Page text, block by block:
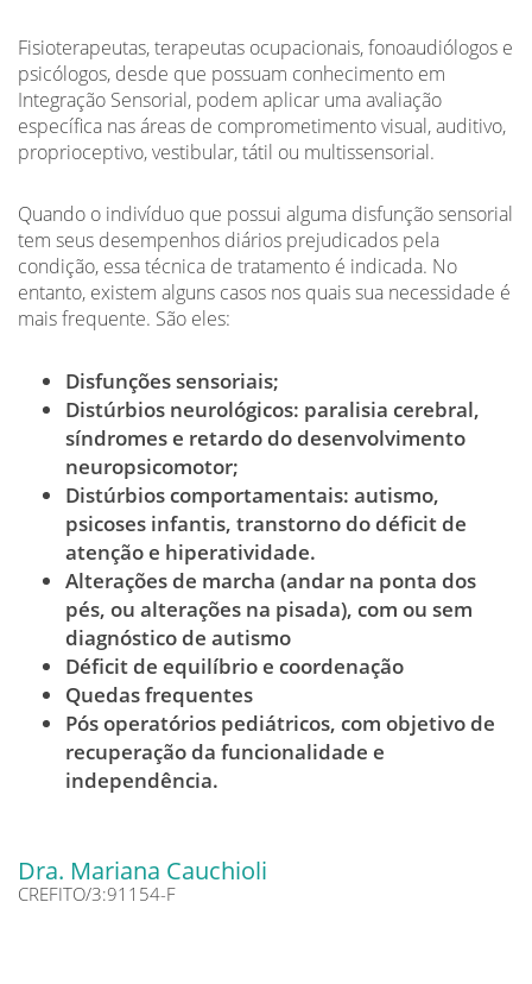
Fisioterapeutas, terapeutas ocupacionais, fonoaudiólogos e
psicólogos, desde que possuam conhecimento em
Integração Sensorial, podem aplicar uma avaliação
específica nas áreas de comprometimento visual, auditivo,
proprioceptivo, vestibular, tátil ou multissensorial.
Quando o indivíduo que possui alguma disfunção sensorial
tem seus desempenhos diários prejudicados pela
condição, essa técnica de tratamento é indicada. No
entanto, existem alguns casos nos quais sua necessidade é
mais frequente. São eles:
Disfunções sensoriais;
Distúrbios neurológicos: paralisia cerebral,
síndromes e retardo do desenvolvimento
neuropsicomotor;
Distúrbios comportamentais: autismo,
psicoses infantis, transtorno do déficit de
atenção e hiperatividade.
Alterações de marcha (andar na ponta dos
pés, ou alterações na pisada), com ou sem
diagnóstico de autismo
Déficit de equilíbrio e coordenação
Quedas frequentes
Pós operatórios pediátricos, com objetivo de
recuperação da funcionalidade e
independência.
Dra. Mariana Cauchioli
CREFITO/3:91154-F